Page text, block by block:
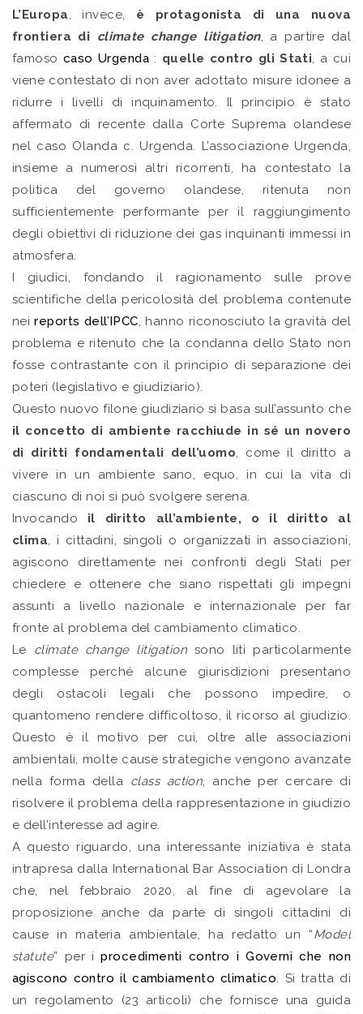
L’Europa, invece, è protagonista di una nuova
frontiera di climate change litigation, a partire dal
famoso caso Urgenda : quelle contro gli Stati, a cui
viene contestato di non aver adottato misure idonee a
ridurre i livelli di inquinamento. Il principio è stato
affermato di recente dalla Corte Suprema olandese
nel caso Olanda c. Urgenda. L’associazione Urgenda,
insieme a numerosi altri ricorrenti, ha contestato la
politica del governo olandese, ritenuta non
sufficientemente performante per il raggiungimento
degli obiettivi di riduzione dei gas inquinanti immessi in
atmosfera.
I giudici, fondando il ragionamento sulle prove
scientifiche della pericolosità del problema contenute
neireports dell’IPCC, hanno riconosciuto la gravità del
problema e ritenuto che la condanna dello Stato non
fosse contrastante con il principio di separazione dei
poteri (legislativo e giudiziario).
Questo nuovo filone giudiziario si basa sull’assunto che
il concetto di ambiente racchiude in sé un novero
di diritti fondamentali dell’uomo, come il diritto a
vivere in un ambiente sano, equo, in cui la vita di
ciascuno di noi si può svolgere serena.
Invocando il diritto all’ambiente, o il diritto al
clima, i cittadini, singoli o organizzati in associazioni,
agiscono direttamente nei confronti degli Stati per
chiedere e ottenere che siano rispettati gli impegni
assunti a livello nazionale e internazionale per far
fronte al problema del cambiamento climatico.
Le climate change litigationsono liti particolarmente
complesse perché alcune giurisdizioni presentano
degli ostacoli legali che possono impedire, o
quantomeno rendere difficoltoso, il ricorso al giudizio.
Questo è il motivo per cui, oltre alle associazioni
ambientali, molte cause strategiche vengono avanzate
nella forma della class action, anche per cercare di
risolvere il problema della rappresentazione in giudizio
e dell’interesse ad agire.
A questo riguardo, una interessante iniziativa è stata
intrapresa dalla International Bar Association di Londra
che, nel febbraio 2020, al fine di agevolare la
proposizione anche da parte di singoli cittadini di
cause in materia ambientale, ha redatto un “Model
statute” per iprocedimenti contro i Governi che non
agiscono contro il cambiamento climatico. Si tratta di
un regolamento (23 articoli) che fornisce una guida